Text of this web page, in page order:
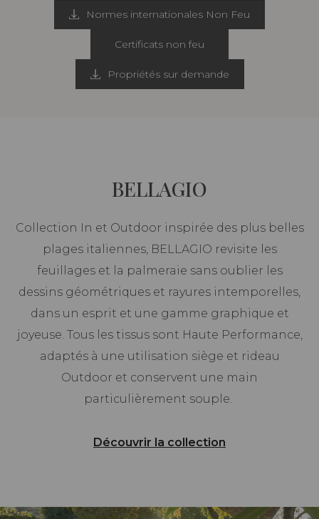
Normes internationales Non Feu
Certificats non feu
Propriétés sur demande
BELLAGIO
Collection In et Outdoor inspirée des plus belles
plages italiennes, BELLAGIO revisite les
feuillages et la palmeraie sans oublier les
dessins géométriques et rayures intemporelles,
dans un esprit et une gamme graphique et
joyeuse. Tous les tissus sont Haute Performance,
adaptés à une utilisation siège et rideau
Outdoor et conservent une main
particulièrement souple.
Découvrir la collection